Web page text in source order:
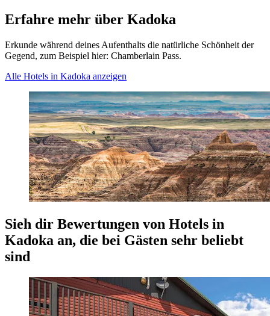
Erfahre mehr über Kadoka
Erkunde während deines Aufenthalts die natürliche Schönheit der
Gegend, zum Beispiel hier: Chamberlain Pass.
Alle Hotels in Kadoka anzeigen
Sieh dir Bewertungen von Hotels in
Kadoka an, die bei Gästen sehr beliebt
sind